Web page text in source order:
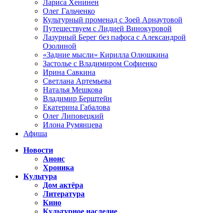
Лариса Хенинен
Олег Гальченко
Культурный променад с Зоей Арнаутовой
Путешествуем с Лидией Винокуровой
Лазурный Берег без пафоса с Александрой
Озолиной
«Задние мысли» Кирилла Олюшкина
Застолье с Владимиром Софиенко
Ирина Савкина
Светлана Артемьева
Наталья Мешкова
Владимир Берштейн
Екатерина Габалова
Олег Липовецкий
Илона Румянцева
Афиша
Новости
Анонс
Хроника
Культура
Дом актёра
Литература
Кино